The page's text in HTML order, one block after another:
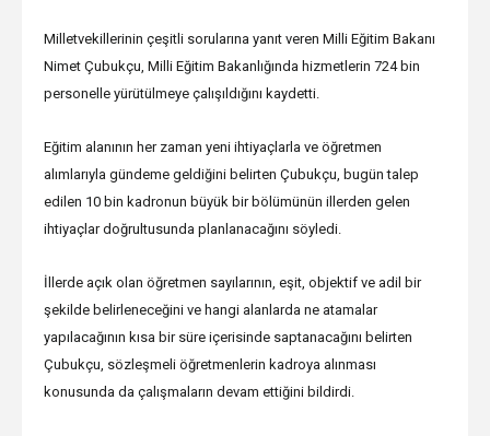
Milletvekillerinin çeşitli sorularına yanıt veren Milli Eğitim Bakanı
Nimet Çubukçu, Milli Eğitim Bakanlığında hizmetlerin 724 bin
personelle yürütülmeye çalışıldığını kaydetti.
Eğitim alanının her zaman yeni ihtiyaçlarla ve öğretmen
alımlarıyla gündeme geldiğini belirten Çubukçu, bugün talep
edilen 10 bin kadronun büyük bir bölümünün illerden gelen
ihtiyaçlar doğrultusunda planlanacağını söyledi.
İllerde açık olan öğretmen sayılarının, eşit, objektif ve adil bir
şekilde belirleneceğini ve hangi alanlarda ne atamalar
yapılacağının kısa bir süre içerisinde saptanacağını belirten
Çubukçu, sözleşmeli öğretmenlerin kadroya alınması
konusunda da çalışmaların devam ettiğini bildirdi.